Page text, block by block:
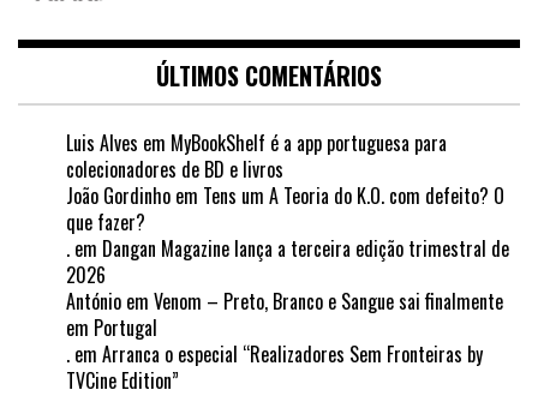
ÚLTIMOS COMENTÁRIOS
Luis Alves em MyBookShelf é a app portuguesa para
colecionadores de BD e livros
João Gordinho em Tens um A Teoria do K.O. com defeito? O
que fazer?
. em Dangan Magazine lança a terceira edição trimestral de
2026
António em Venom – Preto, Branco e Sangue sai finalmente
em Portugal
. em Arranca o especial “Realizadores Sem Fronteiras by
TVCine Edition”